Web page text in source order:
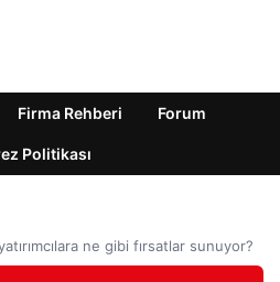
Firma Rehberi Forum
Politikası
ne gibi fırsatlar sunuyor?